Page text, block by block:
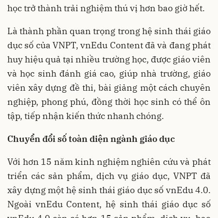
học trở thành trải nghiệm thú vị hơn bao giờ hết.
Là thành phần quan trọng trong hệ sinh thái giáo
dục số của VNPT, vnEdu Content đã và đang phát
huy hiệu quả tại nhiều trường học, được giáo viên
và học sinh đánh giá cao, giúp nhà trường, giáo
viên xây dựng đề thi, bài giảng một cách chuyên
nghiệp, phong phú, đồng thời học sinh có thể ôn
tập, tiếp nhận kiến thức nhanh chóng.
Chuyển đổi số toàn diện ngành giáo dục
Với hơn 15 năm kinh nghiệm nghiên cứu và phát
triển các sản phẩm, dịch vụ giáo dục, VNPT đã
xây dựng một hệ sinh thái giáo dục số vnEdu 4.0.
Ngoài vnEdu Content, hệ sinh thái giáo dục số